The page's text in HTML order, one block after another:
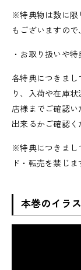
※特典物は数に限
もございますので
・お取り扱いや
各特典につきま
り、入荷や在庫
店様までご確認
出来るかご確認く
※特典につきまし
ド・転売を禁じま
本巻のイラ